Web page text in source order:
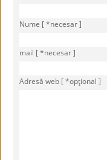
Nume [ *necesar ]
mail [ *necesar ]
Adresă web [ *opţional ]